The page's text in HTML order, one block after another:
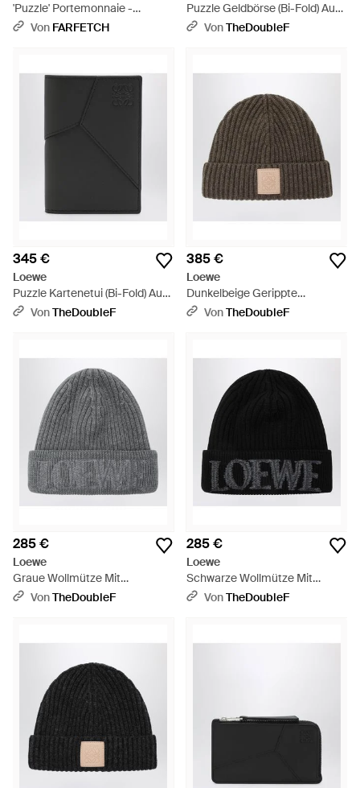
'Puzzle' Portemonnaie -
Schwarz
Von FARFETCH
Puzzle Geldbörse (Bi-Fold) Aus
Schwarzem Genarbtem Leder
VonTheDoubleF
345 €
Loewe
Puzzle Kartenetui (Bi-Fold) Aus
Dunkelgrauem Leder -
VonTheDoubleF
385 €
Loewe
Dunkelbeige Gerippte
Kaschmirmütze - Braun
VonTheDoubleF
285 €
Loewe
Graue Wollmütze Mit
Gesticktem Logo - Grau
VonTheDoubleF
285 €
Loewe
Schwarze Wollmütze Mit
Gesticktem Logo - Schwarz
VonTheDoubleF